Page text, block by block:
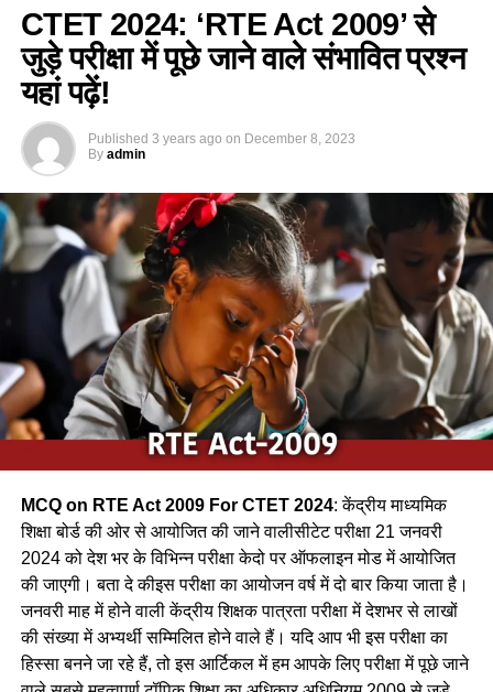
पर्यावरण के अंतर्गत घर और आवाज से जुड़े महत्वपूर्ण
प्रश्न—Home and Shelter Based Important
MCQ For CTET Exam 2024
Q.1 कोई पक्षी पेड़ की ऊँची डाल पर अपना घोंसला बनाता है। यह पक्षी हो
सकता है | / A bird builds its nest at the top of the tree. It
can be a bird.
(a) शकरखोरा / sugar cane
(b) कलचिडी / Kalchidi
(c) कौआ /Crow
(d) फाखता /
Ans-c
Q.2 निम्नलिखित में से कौन-सा पक्षी कैक्टस पोधे के कॉटों के बीच अपना
घोंसला बनाता है ?
(a) फाख्ता
(b) शकरखोरा
(c) बया
CTET 2024: ‘RTE Act 2009’ से
जुड़े परीक्षा में पूछे जाने वाले संभावित प्रश्न
यहां पढ़ें!
Published 3 years ago on December 8, 2023
By admin
MCQ on RTE Act 2009 For CTET 2024: केंद्रीय माध्यमिक
शिक्षा बोर्ड की ओर से आयोजित की जाने वालीसीटेट परीक्षा 21 जनवरी
2024 को देश भर के विभिन्न परीक्षा केदो पर ऑफलाइन मोड में आयोजित
की जाएगी। बता दे कीइस परीक्षा का आयोजन वर्ष में दो बार किया जाता है।
जनवरी माह में होने वाली केंद्रीय शिक्षक पात्रता परीक्षा में देशभर से लाखों
की संख्या में अभ्यर्थी सम्मिलित होने वाले हैं। यदि आप भी इस परीक्षा का
हिस्सा बनने जा रहे हैं, तो इस आर्टिकल में हम आपके लिए परीक्षा में पूछे जाने